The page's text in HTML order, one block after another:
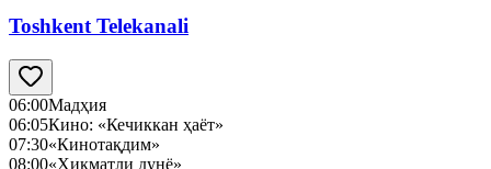
Toshkent Telekanali
06:00Мадҳия
06:05Кино: «Кечиккан ҳаёт»
07:30«Кинотақдим»
08:00«Ҳикматли дунё»